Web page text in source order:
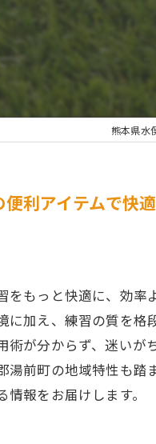
熊本県水
利アイテムで快
をもっと快適に、効
に加え、練習の質を
術が分からず、迷いが
湯前町の地域特性も
報をお届けします。